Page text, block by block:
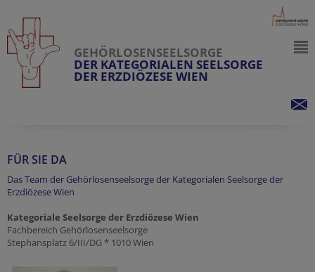
GEHÖRLOSENSEELSORGE
DER KATEGORIALEN SEELSORGE
DER ERZDIÖZESE WIEN
FÜR SIE DA
Das Team der Gehörlosenseelsorge der Kategorialen Seelsorge der
Erzdiözese Wien
Kategoriale Seelsorge der Erzdiözese Wien
Fachbereich Gehörlosenseelsorge
Stephansplatz 6/III/DG * 1010 Wien